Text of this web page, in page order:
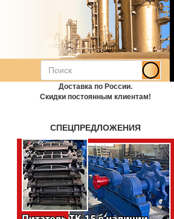
Доставка по России.
Скидки постоянным клиентам!
СПЕЦПРЕДЛОЖЕНИЯ